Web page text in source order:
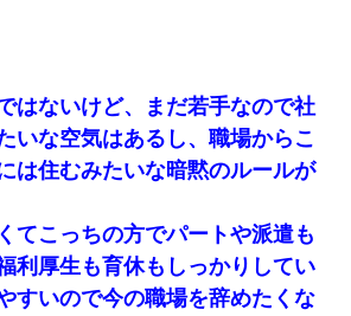
はないけど、まだ若手なので社
いな空気はあるし、職場からこ
は住むみたいな暗黙のルールが
てこっちの方でパートや派遣も
利厚生も育休もしっかりしてい
すいので今の職場を辞めたくな